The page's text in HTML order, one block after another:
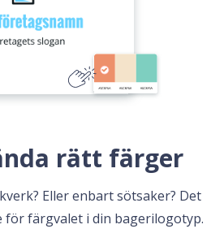
rätt färger
Eller enbart sötsaker? Det
för färgvalet i din bagerilogotyp.